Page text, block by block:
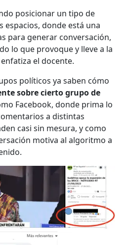
posicionar un tipo de
espacios, donde está una
para generar conversación,
lo que provoque y lleve a la
el docente.
políticos ya saben cómo
sobre cierto grupo de
Facebook, donde prima lo
a distintas
casi sin mesura, y como
motiva al algoritmo a